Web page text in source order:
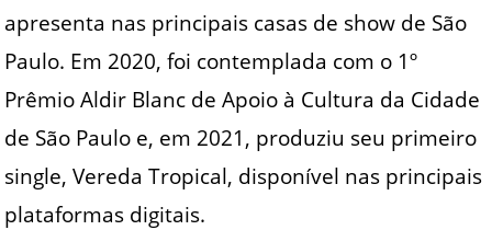
apresenta nas principais casas de show de São
Paulo. Em 2020, foi contemplada com o 1º
Prêmio Aldir Blanc de Apoio à Cultura da Cidade
de São Paulo e, em 2021, produziu seu primeiro
single, Vereda Tropical, disponível nas principais
plataformas digitais.